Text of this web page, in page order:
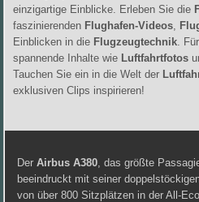
einzigartige Einblicke. Erleben Sie die
faszinierenden Flughafen-Videos
Einblicken in die Flugzeugtechnik .
spannende Inhalte wie Luftfahrtfotos
Tauchen Sie ein in die Welt der
exklusiven Clips inspirieren!
DerAirbus A380 , das größte
beeindruckt mit seiner
von über 800 Sitzplätzen in der All-